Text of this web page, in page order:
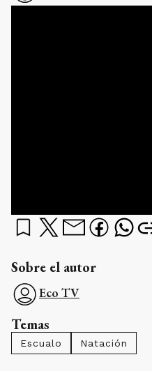
Sobre el autor
Eco TV
Temas
Escualo Natación